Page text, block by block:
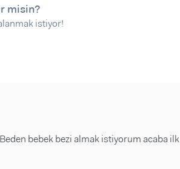
misin?
istiyor!
bebek bezi almak istiyorum acaba ilk